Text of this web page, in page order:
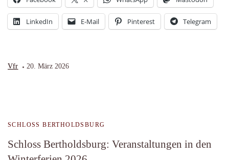
LinkedIn E-Mail Pinterest Telegram
Vfr 20. März 2026
SCHLOSS BERTHOLDSBURG
Schloss Bertholdsburg: Veranstaltungen in den